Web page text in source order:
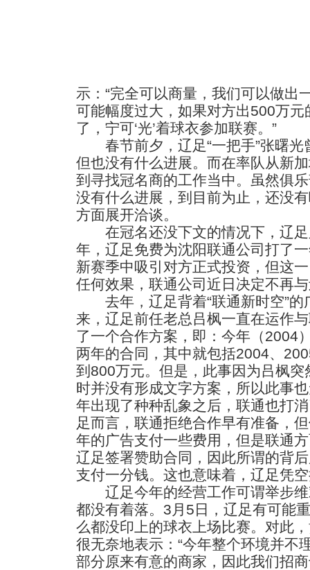
示：“完全可以商量，我们可以做出
可能幅度过大，如果对方出500万
了，宁可‘光’着球衣参加联赛。”
春节前夕，辽足“一把手”张曙光
但也没有什么进展。而在率队从新
到寻找冠名商的工作当中。虽然俱
没有什么进展，到目前为止，还没
方面展开洽谈。
在冠名还没下文的情况下，辽足
年，辽足免费为沈阳联通公司打了
新赛季中吸引对方正式投资，但这
任何效果，联通公司近日决定不再
去年，辽足背着“联通新时空”的
来，辽足前任老总吕枫一直在运作
了一个合作方案，即：今年（2004
两年的合同，其中就包括2004、
到800万元。但是，此事因为吕枫
时并没有形成文字方案，所以此事
年出现了种种乱象之后，联通也打
足而言，联通拒绝合作早有准备，
年的广告支付一些费用，但是联通
辽足签署赞助合同，因此所谓的背
支付一分钱。这也意味着，辽足凭
辽足今年的经营工作可谓举步维
都没有着落。3月5日，辽足有可能
么都没印上的球衣上场比赛。对此
很无奈地表示：“今年整个环境并不
部分原来有意的商家，因此我们招